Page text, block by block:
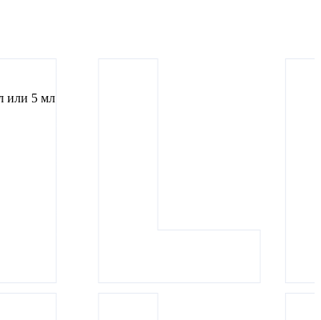
или 5 мл